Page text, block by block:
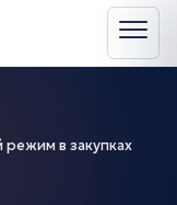
в закупках